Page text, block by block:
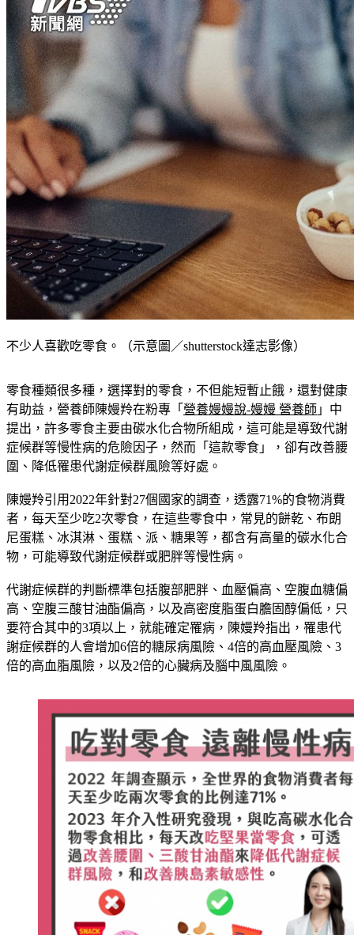
有助益，營養師陳嫚羚在粉專「 營養嫚嫚說-嫚嫚 營養師」中
提出，許多零食主要由碳水化合物所組成，這可能是導致代謝
症候群等慢性病的危險因子，然而「這款零食」，卻有改善腰
圍、降低罹患代謝症候群風險等好處。
者，每天至少吃2次零食，在這些零食中，常見的餅乾、布朗
尼蛋糕、冰淇淋、蛋糕、派、糖果等，都含有高量的碳水化合
物，可能導致代謝症候群或肥胖等慢性病。
高、空腹三酸甘油酯偏高，以及高密度脂蛋白膽固醇偏低，只
要符合其中的3項以上，就能確定罹病，陳嫚羚指出，罹患代
謝症候群的人會增加6倍的糖尿病風險、4倍的高血壓風險、3
倍的高血脂風險，以及2倍的心臟病及腦中風風險。